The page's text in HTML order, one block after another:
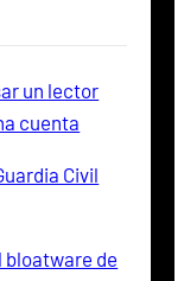
un lector
cuenta
Civil
bloatware de